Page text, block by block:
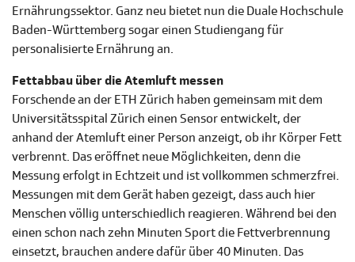
Ernährungssektor. Ganz neu bietet nun die Duale Hochschule
Baden-Württemberg sogar einen Studiengang für
personalisierte Ernährung an.
Fettabbau über die Atemluft messen
Forschende an der ETH Zürich haben gemeinsam mit dem
Universitätsspital Zürich einen Sensor entwickelt, der
anhand der Atemluft einer Person anzeigt, ob ihr Körper Fett
verbrennt. Das eröffnet neue Möglichkeiten, denn die
Messung erfolgt in Echtzeit und ist vollkommen schmerzfrei.
Messungen mit dem Gerät haben gezeigt, dass auch hier
Menschen völlig unterschiedlich reagieren. Während bei den
einen schon nach zehn Minuten Sport die Fettverbrennung
einsetzt, brauchen andere dafür über 40 Minuten. Das